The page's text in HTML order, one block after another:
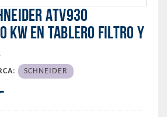
ATV930
EN TABLERO FILTRO Y
: SCHNEIDER